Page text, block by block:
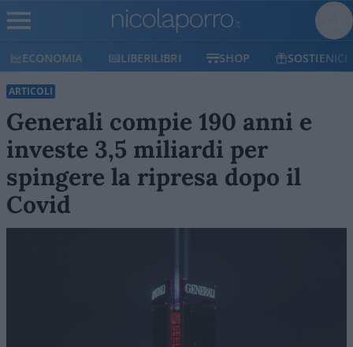
ECONOMIA LIBERILIBRI SHOP SOSTIENICI
ARTICOLI
Generali compie 190 anni e
investe 3,5 miliardi per
spingere la ripresa dopo il
Covid